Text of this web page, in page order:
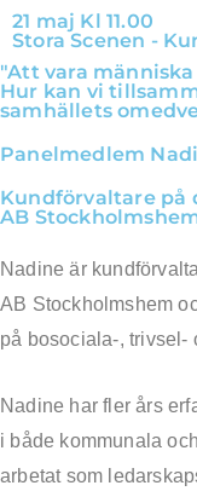
Hoppa
till
innehåll
21 maj Kl 11.00
Stora Scenen -
"Att vara
Hur kan vi
samhällets
Panelmedlem
Kundförvaltare på
AB
Nadine är
AB Stockholmshem
på bosociala-, trivsel-
Nadine har fler års
i både kommunala
arbetat som